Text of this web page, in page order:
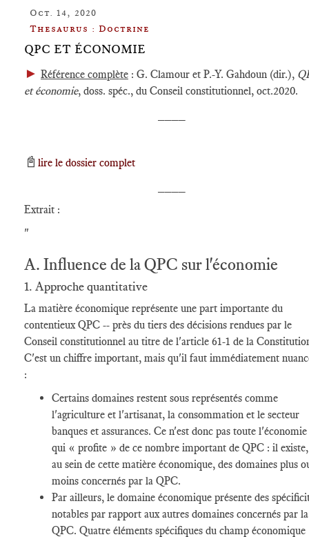
Oct. 14, 2020
Thesaurus : Doctrine
QPC ET ÉCONOMIE
► Référence complète : G. Clamour et P.-Y. Gahdoun (dir.),
et économie, doss. spéc., du Conseil constitutionnel, oct.2020.
📓 lire le dossier complet
Extrait :
"
A. Influence de la QPC sur l'économie
1. Approche quantitative
La matière économique représente une part importante du
contentieux QPC -- près du tiers des décisions rendues par le
Conseil constitutionnel au titre de l'article 61-1 de la
C'est un chiffre important, mais qu'il faut immédiatement
:
Certains domaines restent sous représentés comme
l'agriculture et l'artisanat, la consommation et le secteur
banques et assurances. Ce n'est donc pas toute l'économie
qui « profite » de ce nombre important de QPC : il existe,
au sein de cette matière économique, des domaines plus
moins concernés par la QPC.
Par ailleurs, le domaine économique présente des
notables par rapport aux autres domaines concernés par la
QPC. Quatre éléments spécifiques du champ économique